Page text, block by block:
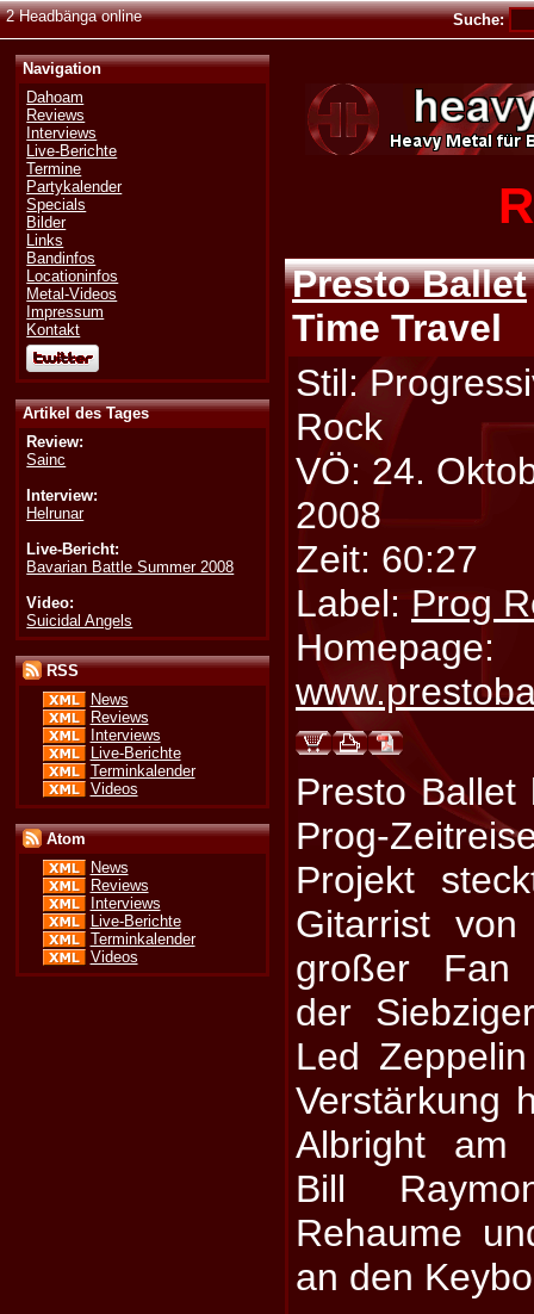
2 Headbänga online Suche:
Navigation
Dahoam
Reviews
Interviews
Live-Berichte
Termine
Partykalender
Specials
Bilder
Links
Bandinfos
Locationinfos
Metal-Videos
Impressum
Kontakt
Artikel des Tages
Review:
Sainc
Interview:
Helrunar
Live-Bericht:
Bavarian Battle Summer 2008
Video:
Suicidal Angels
RSS
News
Reviews
Interviews
Live-Berichte
Terminkalender
Videos
Atom
News
Reviews
Interviews
Live-Berichte
Terminkalender
Videos
Presto Ballet
Time Travel
Stil:
Rock
VÖ: 24.
2008
Zeit: 60:27
Label: Prog
Homepage:
Presto
Prog-
Projekt
Gitarrist
großer Fan
der
Led
Verstärkung
Albright am
Bill
Rehaume
an den